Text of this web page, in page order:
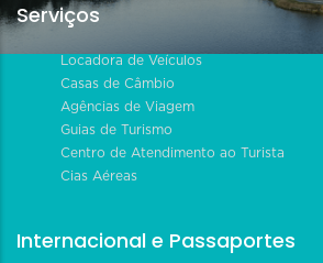
Serviços
Locadora de Veículos
Casas de Câmbio
Agências de Viagem
Guias de Turismo
Centro de Atendimento ao Turista
Cias Aéreas
Internacional e Passaportes